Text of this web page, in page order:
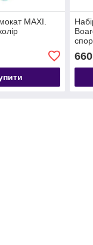
MAXI.
660